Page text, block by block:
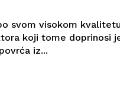
svom visokom
koji tome doprinosi
iz...